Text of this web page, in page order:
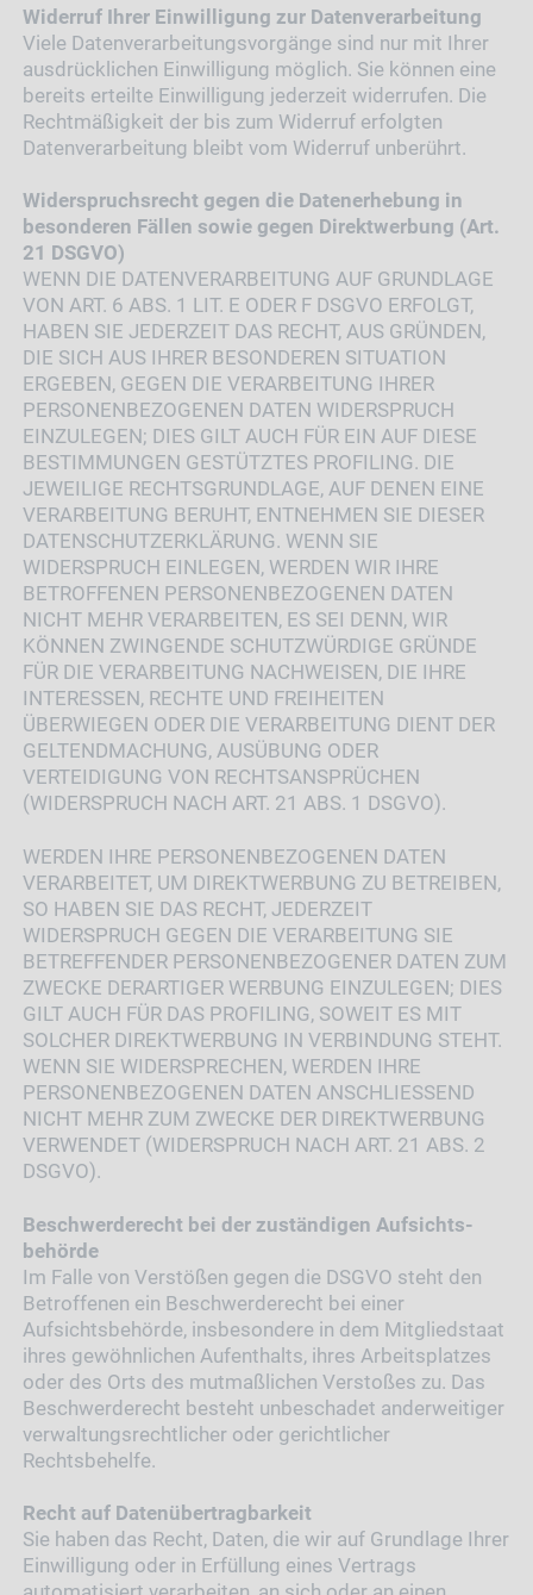
Widerruf Ihrer Einwilligung zur Datenverarbeitung
Viele Datenverarbeitungsvorgänge sind nur mit Ihrer
ausdrücklichen Einwilligung möglich. Sie können eine
bereits erteilte Einwilligung jederzeit widerrufen. Die
Rechtmäßigkeit der bis zum Widerruf erfolgten
Datenverarbeitung bleibt vom Widerruf unberührt.
Widerspruchsrecht gegen die Datenerhebung in
besonderen Fällen sowie gegen Direktwerbung (Art.
21 DSGVO)
WENN DIE DATENVERARBEITUNG AUF GRUNDLAGE
VON ART. 6 ABS. 1 LIT. E ODER F DSGVO ERFOLGT,
HABEN SIE JEDERZEIT DAS RECHT, AUS GRÜNDEN,
DIE SICH AUS IHRER BESONDEREN SITUATION
ERGEBEN, GEGEN DIE VERARBEITUNG IHRER
PERSONENBEZOGENEN DATEN WIDERSPRUCH
EINZULEGEN; DIES GILT AUCH FÜR EIN AUF DIESE
BESTIMMUNGEN GESTÜTZTES PROFILING. DIE
JEWEILIGE RECHTSGRUNDLAGE, AUF DENEN EINE
VERARBEITUNG BERUHT, ENTNEHMEN SIE DIESER
DATENSCHUTZERKLÄRUNG. WENN SIE
WIDERSPRUCH EINLEGEN, WERDEN WIR IHRE
BETROFFENEN PERSONENBEZOGENEN DATEN
NICHT MEHR VERARBEITEN, ES SEI DENN, WIR
KÖNNEN ZWINGENDE SCHUTZWÜRDIGE GRÜNDE
FÜR DIE VERARBEITUNG NACHWEISEN, DIE IHRE
INTERESSEN, RECHTE UND FREIHEITEN
ÜBERWIEGEN ODER DIE VERARBEITUNG DIENT DER
GELTENDMACHUNG, AUSÜBUNG ODER
VERTEIDIGUNG VON RECHTSANSPRÜCHEN
(WIDERSPRUCH NACH ART. 21 ABS. 1 DSGVO).
WERDEN IHRE PERSONENBEZOGENEN DATEN
VERARBEITET, UM DIREKTWERBUNG ZU BETREIBEN,
SO HABEN SIE DAS RECHT, JEDERZEIT
WIDERSPRUCH GEGEN DIE VERARBEITUNG SIE
BETREFFENDER PERSONENBEZOGENER DATEN ZUM
ZWECKE DERARTIGER WERBUNG EINZULEGEN; DIES
GILT AUCH FÜR DAS PROFILING, SOWEIT ES MIT
SOLCHER DIREKTWERBUNG IN VERBINDUNG STEHT.
WENN SIE WIDERSPRECHEN, WERDEN IHRE
PERSONENBEZOGENEN DATEN ANSCHLIESSEND
NICHT MEHR ZUM ZWECKE DER DIREKTWERBUNG
VERWENDET (WIDERSPRUCH NACH ART. 21 ABS. 2
DSGVO).
Beschwerde­recht bei der zuständigen Aufsichts­
behörde
Im Falle von Verstößen gegen die DSGVO steht den
Betroffenen ein Beschwerderecht bei einer
Aufsichtsbehörde, insbesondere in dem Mitgliedstaat
ihres gewöhnlichen Aufenthalts, ihres Arbeitsplatzes
oder des Orts des mutmaßlichen Verstoßes zu. Das
Beschwerderecht besteht unbeschadet anderweitiger
verwaltungsrechtlicher oder gerichtlicher
Rechtsbehelfe.
Recht auf Daten­übertrag­barkeit
Sie haben das Recht, Daten, die wir auf Grundlage Ihrer
Einwilligung oder in Erfüllung eines Vertrags